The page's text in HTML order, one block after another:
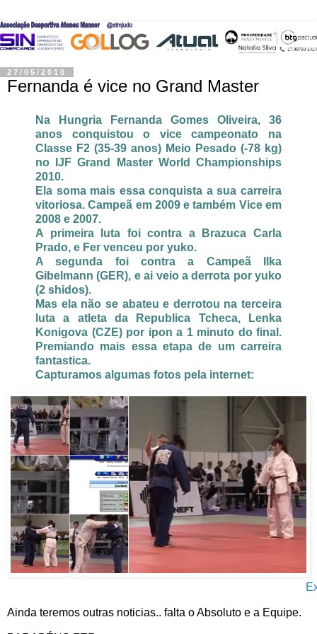
27/05/2010
Fernanda é vice no Grand Master
Na Hungria Fernanda Gomes Oliveira, 36
anos conquistou o vice campeonato na
Classe F2 (35-39 anos) Meio Pesado (-78 kg)
no IJF Grand Master World Championships
2010.
Ela soma mais essa conquista a sua carreira
vitoriosa. Campeã em 2009 e também Vice em
2008 e 2007.
A primeira luta foi contra a Brazuca Carla
Prado, e Fer venceu por yuko.
A segunda foi contra a Campeã Ilka
Gibelmann (GER), e ai veio a derrota por yuko
(2 shidos).
Mas ela não se abateu e derrotou na terceira
luta a atleta da Republica Tcheca, Lenka
Konigova (CZE) por ipon a 1 minuto do final.
Premiando mais essa etapa de um carreira
fantastica.
Capturamos algumas fotos pela internet:
Ainda teremos outras noticias.. falta o Absoluto e a Equipe.